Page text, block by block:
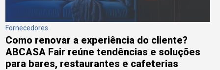
Fornecedores
Como renovar a experiência do cliente?
ABCASA Fair reúne tendências e soluções
para bares, restaurantes e cafeterias